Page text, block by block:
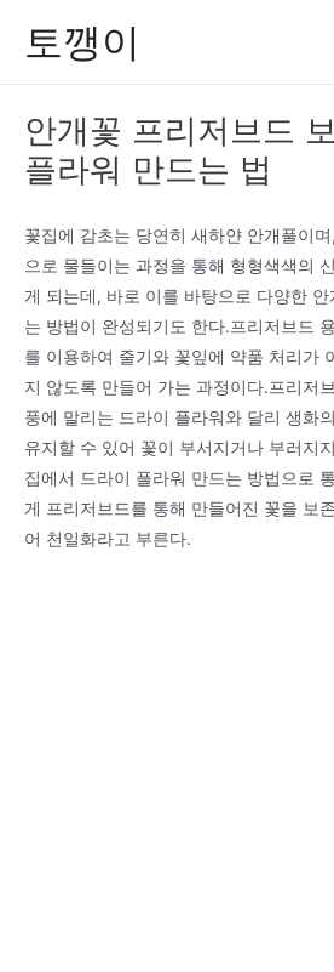
토깽이
안개꽃 프리저브드
플라워 만드는 법
꽃집에 감초는 당연히 새하얀 안개풀이
으로 물들이는 과정을 통해 형형색색의
게 되는데, 바로 이를 바탕으로 다양한
는 방법이 완성되기도 한다.프리저브드
를 이용하여 줄기와 꽃잎에 약품 처리가
지 않도록 만들어 가는 과정이다.프리저
풍에 말리는 드라이 플라워와 달리 생화
유지할 수 있어 꽃이 부서지거나 부러지
집에서 드라이 플라워 만드는 방법으로
게 프리저브드를 통해 만들어진 꽃을 보
어 천일화라고 부른다.